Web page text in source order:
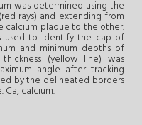
was determined using the
rays) and extending from
calcium plaque to the other.
used to identify the cap of
and minimum depths of
(yellow line) was
angle after tracking
by the delineated borders
calcium.